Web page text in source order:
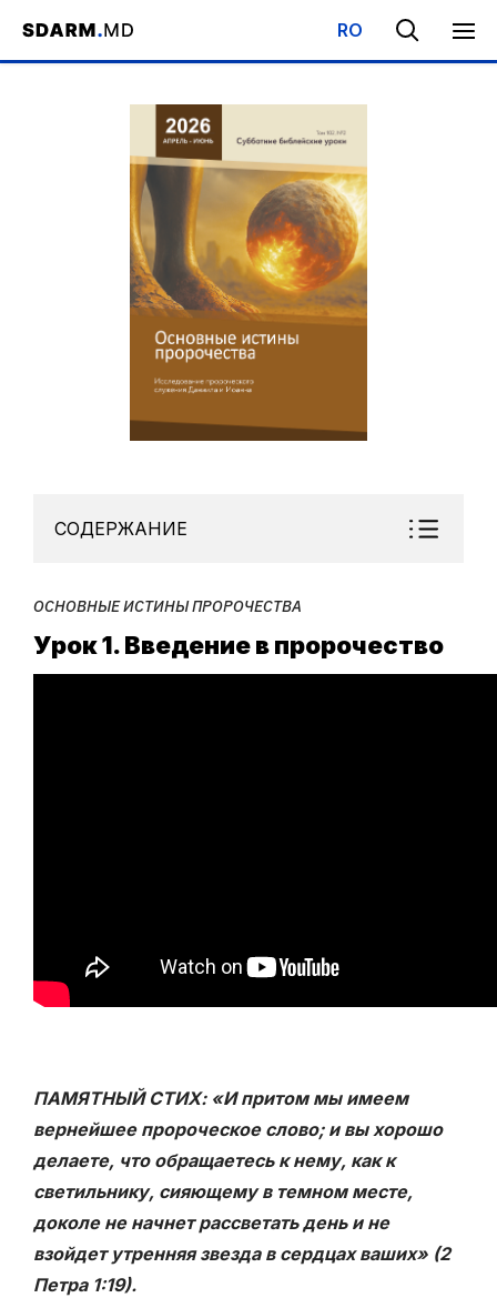
RO
Начало / Библиотека / Субботняя Школа / Основные истины
СОДЕРЖАНИЕ
ОСНОВНЫЕ ИСТИНЫ ПРОРОЧЕСТВА
Урок 1. Введение в пророчество
ПАМЯТНЫЙ СТИХ: «И притом мы имеем
вернейшее пророческое слово; и вы хорошо
делаете, что обращаетесь к нему, как к
светильнику, сияющему в темном месте,
доколе не начнет рассветать день и не
взойдет утренняя звезда в сердцах ваших» (2
Петра 1:19).